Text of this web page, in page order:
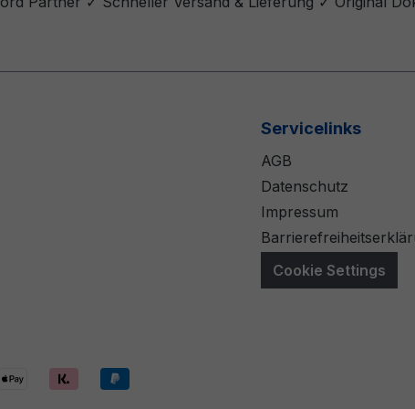
Servicelinks
AGB
Datenschutz
Impressum
Cookie Settings